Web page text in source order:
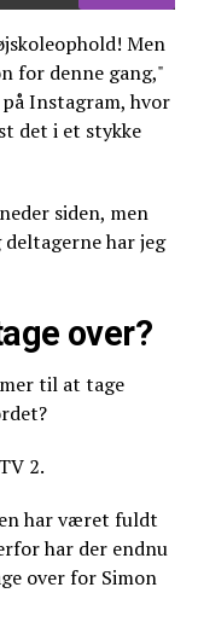
Men
for denne gang,"
Instagram, hvor
det i et stykke
siden, men
har jeg
over?
til at tage
2.
har været fuldt
har der endnu
over for Simon